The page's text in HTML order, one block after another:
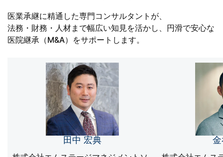
医業承継に精通した専門コンサルタントが、
法務・財務・人材まで幅広い知見を活かし、円滑で安心な
医院継承（M&A）をサポートします。
田中 宏典